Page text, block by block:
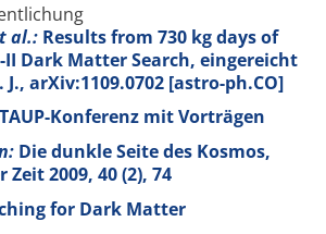
al.: Results from 730 kg days of
II Dark Matter Search, eingereicht
J., arXiv:1109.0702 [astro-ph.CO]
Konferenz mit Vorträgen
Die dunkle Seite des Kosmos,
Zeit 2009, 40 (2), 74
for Dark Matter